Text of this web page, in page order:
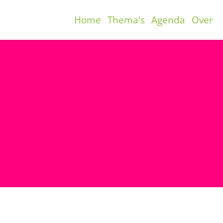
Home Thema's Agenda Over